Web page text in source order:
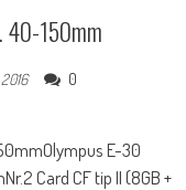
40-150mm
0
E-30
Card CF tip II (8GB +